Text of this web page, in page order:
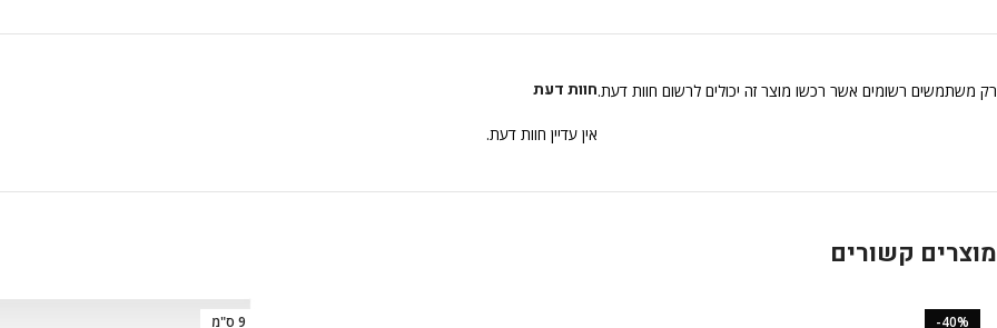
חוות דעת
אין עדיין חוות דעת.
רק משתמשים רשומים אשר רכשו מוצר זה יכולים לרשום חוות דעת.
מוצרים קשורים
-40% 9 ס"מ